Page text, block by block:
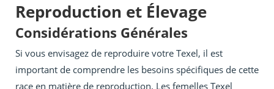
Reproduction et Élevage
Considérations Générales
Si vous envisagez de reproduire votre Texel, il est
important de comprendre les besoins spécifiques de cette
race en matière de reproduction. Les femelles Texel